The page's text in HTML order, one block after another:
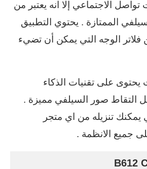
الاجتماعي إلا انه يعتبر من
الممتازة . يحتوي التطبيق
فلاتر الوجه التي يمكن أن تضيء
على تقنيات الذكاء
التقاط صور السيلفي مميزة .
تنزيله من اي متجر
جميع الانظمة .